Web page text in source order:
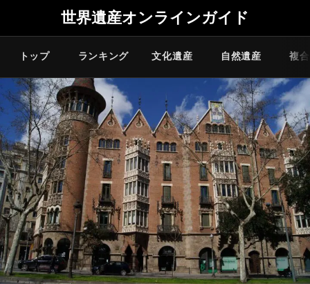
世界遺産オンラインガイド
トップ ランキング 文化遺産 自然遺産 複